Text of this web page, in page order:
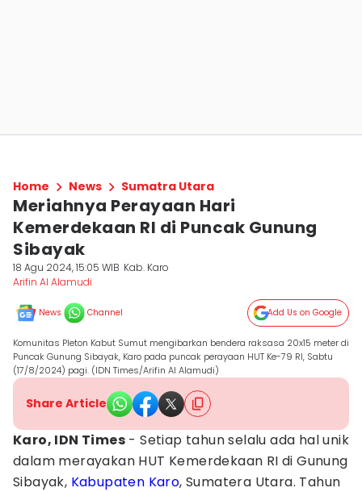
Home News Sumatra Utara
Meriahnya Perayaan Hari
Kemerdekaan RI di Puncak Gunung
Sibayak
18 Agu 2024, 15:05 WIB Kab. Karo
Arifin Al Alamudi
News Channel Add Us on Google
Komunitas Pleton Kabut Sumut mengibarkan bendera raksasa 20x15 meter di
Puncak Gunung Sibayak, Karo pada puncak perayaan HUT Ke-79 RI, Sabtu
(17/8/2024) pagi. (IDN Times/Arifin Al Alamudi)
Share Article
Karo, IDN Times - Setiap tahun selalu ada hal unik
dalam merayakan HUT Kemerdekaan RI di Gunung
Sibayak, Kabupaten Karo, Sumatera Utara. Tahun